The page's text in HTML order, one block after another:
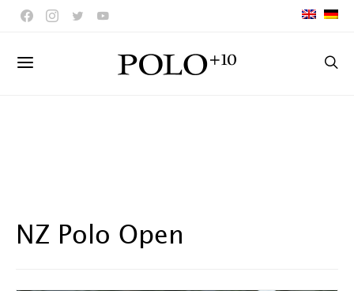
NZ Polo Open